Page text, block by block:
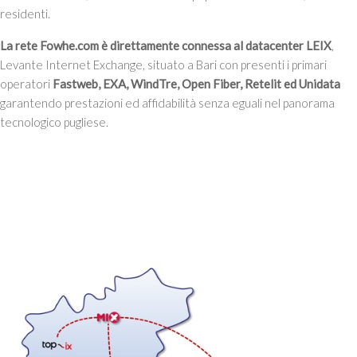
residenti.
La rete Fowhe.com è direttamente connessa al datacenter LEIX,
Levante Internet Exchange, situato a Bari con presenti i primari
operatori Fastweb, EXA, WindTre, Open Fiber, Retelit ed Unidata
garantendo prestazioni ed affidabilità senza eguali nel panorama
tecnologico pugliese.